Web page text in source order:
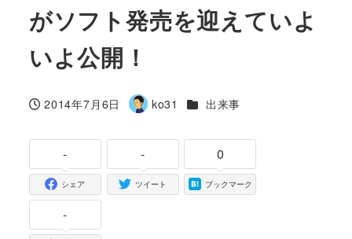
がソフト発売を迎えていよ
いよ公開！
投稿日
2014年7月6日
著
ko31 カテゴリー
出来事
-
シェア
-
ツイート
0
ブックマーク
-